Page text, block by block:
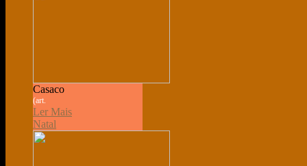
Casaco
(art.
Ler Mais
Natal